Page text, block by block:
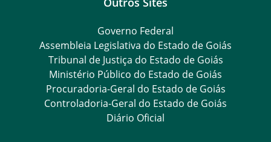
Governo Federal
Assembleia Legislativa do Estado de Goiás
Tribunal de Justiça do Estado de Goiás
Ministério Público do Estado de Goiás
Procuradoria-Geral do Estado de Goiás
Controladoria-Geral do Estado de Goiás
Diário Oficial